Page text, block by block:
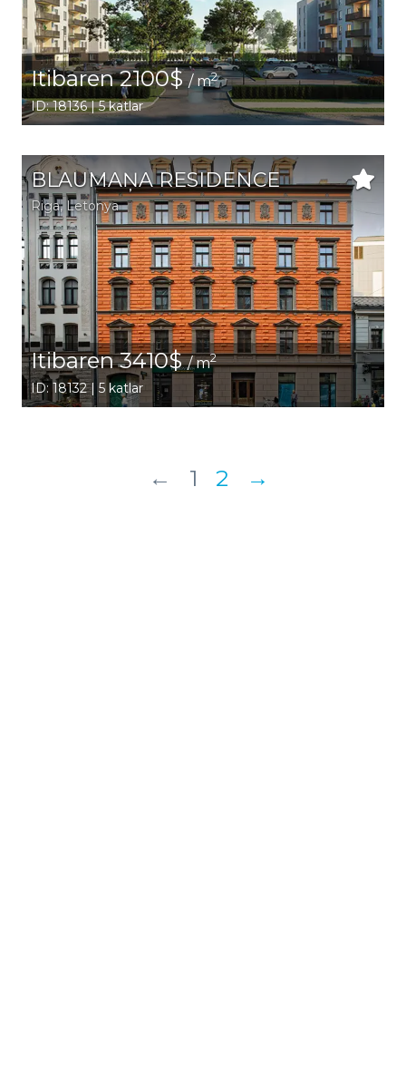
Itibaren 2100$/ m2
ID: 18136 | 5 katlar
BLAUMAŅA RESIDENCE
Riga, Letonya
Itibaren 3410$/ m2
ID: 18132 | 5 katlar
← 1 2 →